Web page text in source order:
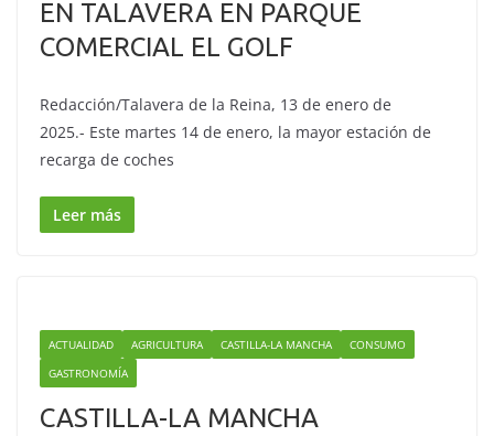
EN TALAVERA EN PARQUE
COMERCIAL EL GOLF
Redacción/Talavera de la Reina, 13 de enero de
2025.- Este martes 14 de enero, la mayor estación de
recarga de coches
Leer más
ACTUALIDAD AGRICULTURA CASTILLA-LA MANCHA
CONSUMO
GASTRONOMÍA
CASTILLA-LA MANCHA